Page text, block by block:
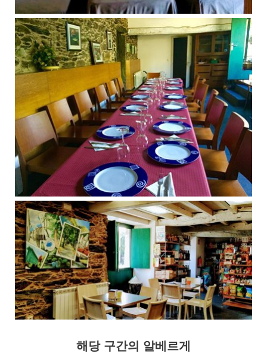
해당 구간의 알베르게